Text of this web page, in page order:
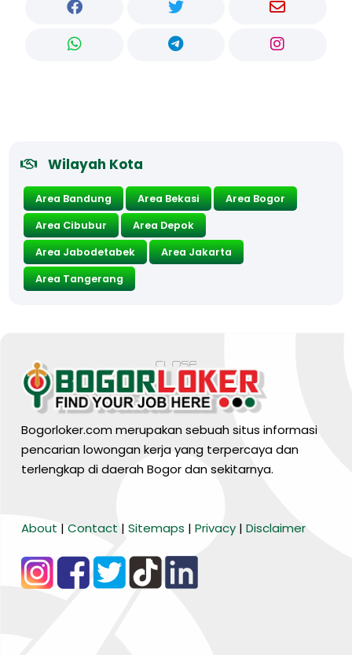
Wilayah Kota
Area Bandung Area Bekasi
Area Bogor
Area Cibubur
Area Depok
Area Jabodetabek
Area Jakarta
Area Tangerang
Bogorloker.com merupakan sebuah situs informasi
pencarian lowongan kerja yang terpercaya dan
terlengkap di daerah Bogor dan sekitarnya.
About | Contact | Sitemaps | Privacy | Disclaimer